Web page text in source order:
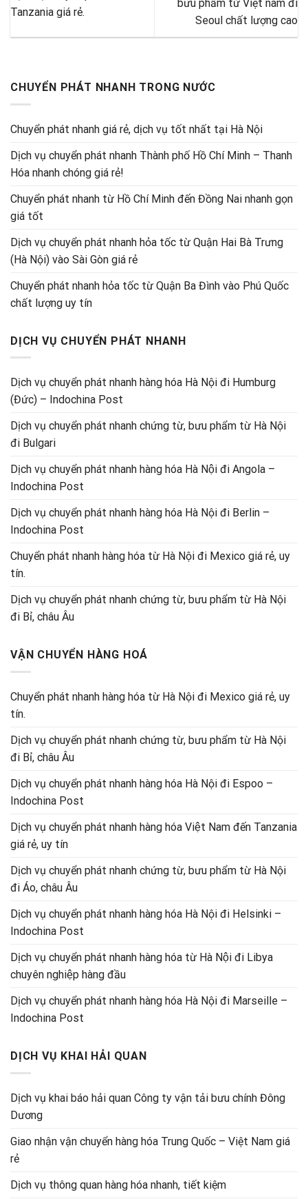
Tanzania giá rẻ.
bưu phẩm từ Việt nam đi
Seoul chất lượng cao
CHUYỂN PHÁT NHANH TRONG NƯỚC
Chuyển phát nhanh giá rẻ, dịch vụ tốt nhất tại Hà Nội
Dịch vụ chuyển phát nhanh Thành phố Hồ Chí Minh – Thanh
Hóa nhanh chóng giá rẻ!
Chuyển phát nhanh từ Hồ Chí Minh đến Đồng Nai nhanh gọn
giá tốt
Dịch vụ chuyển phát nhanh hỏa tốc từ Quận Hai Bà Trưng
(Hà Nội) vào Sài Gòn giá rẻ
Chuyển phát nhanh hỏa tốc từ Quận Ba Đình vào Phú Quốc
chất lượng uy tín
DỊCH VỤ CHUYỂN PHÁT NHANH
Dịch vụ chuyển phát nhanh hàng hóa Hà Nội đi Humburg
(Đức) – Indochina Post
Dịch vụ chuyển phát nhanh chứng từ, bưu phẩm từ Hà Nội
đi Bulgari
Dịch vụ chuyển phát nhanh hàng hóa Hà Nội đi Angola –
Indochina Post
Dịch vụ chuyển phát nhanh hàng hóa Hà Nội đi Berlin –
Indochina Post
Chuyển phát nhanh hàng hóa từ Hà Nội đi Mexico giá rẻ, uy
tín.
Dịch vụ chuyển phát nhanh chứng từ, bưu phẩm từ Hà Nội
đi Bỉ, châu Âu
VẬN CHUYỂN HÀNG HOÁ
Chuyển phát nhanh hàng hóa từ Hà Nội đi Mexico giá rẻ, uy
tín.
Dịch vụ chuyển phát nhanh chứng từ, bưu phẩm từ Hà Nội
đi Bỉ, châu Âu
Dịch vụ chuyển phát nhanh hàng hóa Hà Nội đi Espoo –
Indochina Post
Dịch vụ chuyển phát nhanh hàng hóa Việt Nam đến Tanzania
giá rẻ, uy tín
Dịch vụ chuyển phát nhanh chứng từ, bưu phẩm từ Hà Nội
đi Áo, châu Âu
Dịch vụ chuyển phát nhanh hàng hóa Hà Nội đi Helsinki –
Indochina Post
Dịch vụ chuyển phát nhanh hàng hóa từ Hà Nội đi Libya
chuyên nghiệp hàng đầu
Dịch vụ chuyển phát nhanh hàng hóa Hà Nội đi Marseille –
Indochina Post
DỊCH VỤ KHAI HẢI QUAN
Dịch vụ khai báo hải quan Công ty vận tải bưu chính Đông
Dương
Giao nhận vận chuyển hàng hóa Trung Quốc – Việt Nam giá
rẻ
Dịch vụ thông quan hàng hóa nhanh, tiết kiệm